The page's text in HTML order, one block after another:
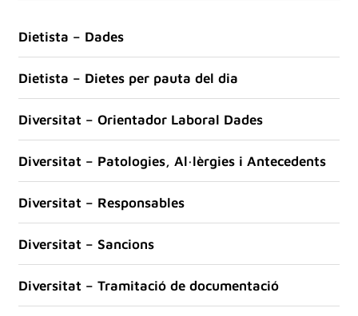
Dietista – Dades
Dietista – Dietes per pauta del dia
Diversitat – Orientador Laboral Dades
Diversitat – Patologies, Al·lèrgies i Antecedents
Diversitat – Responsables
Diversitat – Sancions
Diversitat – Tramitació de documentació